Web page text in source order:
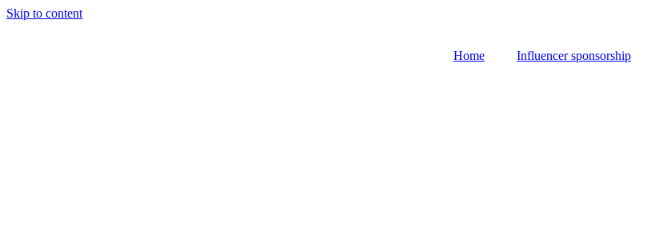
Skip to content
Home Influencer sponsorship